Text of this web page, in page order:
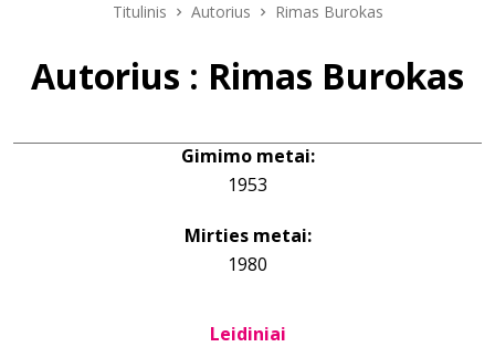
Leidiniai
Titulinis Autorius Rimas Burokas
Autorius : Rimas Burokas
Gimimo metai:
1953
Mirties metai:
1980
Leidiniai